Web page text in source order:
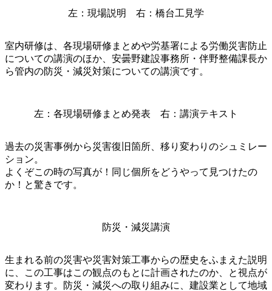
左：現場説明 右：橋台工見学
室内研修は、各現場研修まとめや労基署による労働災害防止
についての講演のほか、安曇野建設事務所・伴野整備課長か
ら管内の防災・減災対策についての講演です。
左：各現場研修まとめ発表 右：講演テキスト
過去の災害事例から災害復旧箇所、移り変わりのシュミレー
ション。
よくぞこの時の写真が！同じ個所をどうやって見つけたの
か！と驚きです。
防災・減災講演
生まれる前の災害や災害対策工事からの歴史をふまえた説明
に、この工事はこの観点のもとに計画されたのか、と視点が
変わります。防災・減災への取り組みに、建設業として地域